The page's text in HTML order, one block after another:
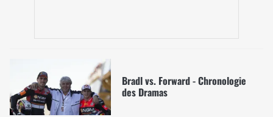
Bradl vs. Forward - Chronologie
des Dramas